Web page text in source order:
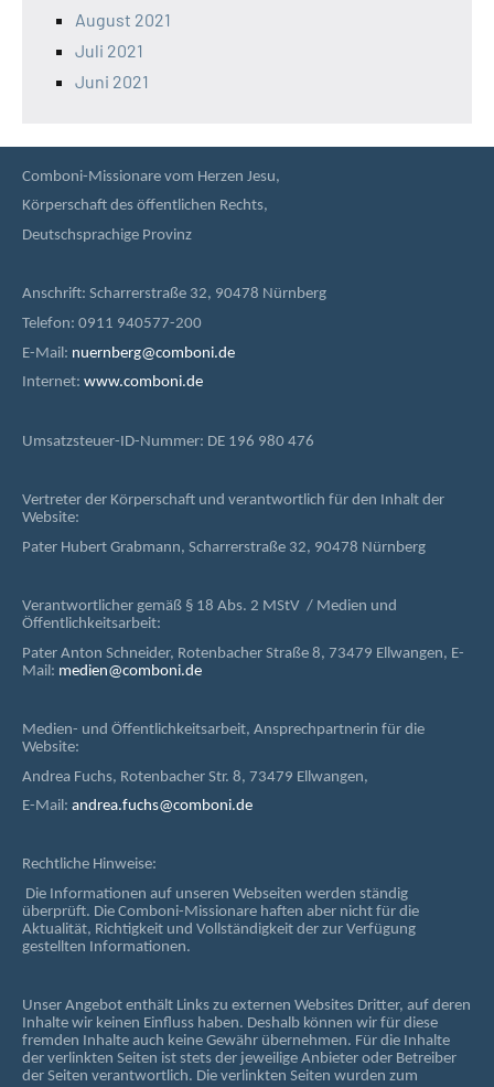
August 2021
Juli 2021
Juni 2021
Comboni-Missionare vom Herzen Jesu,
Körperschaft des öffentlichen Rechts,
Deutschsprachige Provinz
Anschrift: Scharrerstraße 32, 90478 Nürnberg
Telefon: 0911 940577-200
E-Mail: nuernberg@comboni.de
Internet: www.comboni.de
Umsatzsteuer-ID-Nummer: DE 196 980 476
Vertreter der Körperschaft und verantwortlich für den Inhalt der
Website:
Pater Hubert Grabmann, Scharrerstraße 32, 90478 Nürnberg
Verantwortlicher gemäß § 18 Abs. 2 MStV / Medien und
Öffentlichkeitsarbeit:
Pater Anton Schneider, Rotenbacher Straße 8, 73479 Ellwangen, E-
Mail: medien@comboni.de
Medien- und Öffentlichkeitsarbeit, Ansprechpartnerin für die
Website:
Andrea Fuchs, Rotenbacher Str. 8, 73479 Ellwangen,
E-Mail: andrea.fuchs@comboni.de
Rechtliche Hinweise:
Die Informationen auf unseren Webseiten werden ständig
überprüft. Die Comboni-Missionare haften aber nicht für die
Aktualität, Richtigkeit und Vollständigkeit der zur Verfügung
gestellten Informationen.
Unser Angebot enthält Links zu externen Websites Dritter, auf deren
Inhalte wir keinen Einfluss haben. Deshalb können wir für diese
fremden Inhalte auch keine Gewähr übernehmen. Für die Inhalte
der verlinkten Seiten ist stets der jeweilige Anbieter oder Betreiber
der Seiten verantwortlich. Die verlinkten Seiten wurden zum